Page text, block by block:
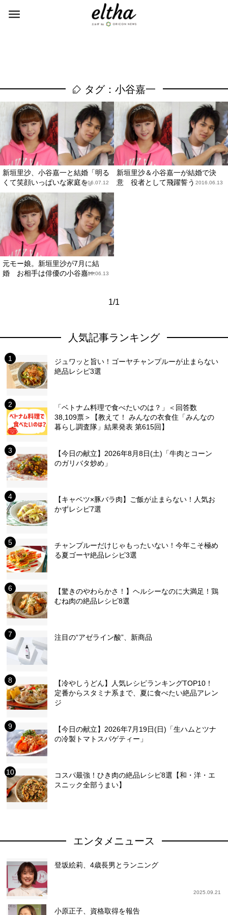
タグ：小谷嘉一
新垣里沙、小谷嘉一と結婚「明る
くて笑顔いっぱいな家庭を」2016.07.12
新垣里沙＆小谷嘉一が結婚で決
意 役者として飛躍誓う 2016.06.13
元モー娘。新垣里沙が7月に結
婚 お相手は俳優の小谷嘉一2016.06.13
1/1
人気記事ランキング
ジュワッと旨い！ゴーヤチャンプルーが止まらない
絶品レシピ3選
「ベトナム料理で食べたいのは？」＜回答数
38,109票＞【教えて！ みんなの衣食住「みんなの
暮らし調査隊」結果発表 第615回】
【今日の献立】2026年8月8日(土)「牛肉とコーン
のガリバタ炒め」
【キャベツ×豚バラ肉】ご飯が止まらない！人気お
かずレシピ7選
チャンプルーだけじゃもったいない！今年こそ極め
る夏ゴーヤ絶品レシピ3選
【驚きのやわらかさ！】ヘルシーなのに大満足！鶏
むね肉の絶品レシピ8選
注目の“アゼライン酸”、新商品
【冷やしうどん】人気レシピランキングTOP10！
定番からスタミナ系まで、夏に食べたい絶品アレン
ジ
【今日の献立】2026年7月19日(日)「生ハムとツナ
の冷製トマトスパゲティー」
コスパ最強！ひき肉の絶品レシピ8選【和・洋・エ
スニック全部うまい】
エンタメニュース
登坂絵莉、4歳長男とランニング
2025.09.21
小原正子、資格取得を報告